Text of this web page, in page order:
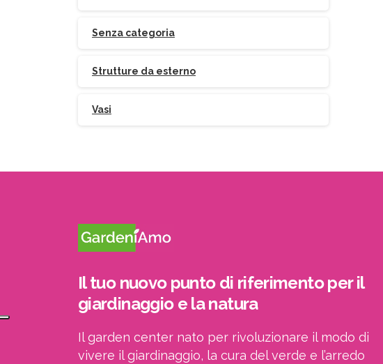
Senza categoria
Strutture da esterno
Vasi
Il tuo nuovo punto di riferimento per il
giardinaggio e la natura
Il garden center nato per rivoluzionare il modo di
vivere il giardinaggio, la cura del verde e l’arredo